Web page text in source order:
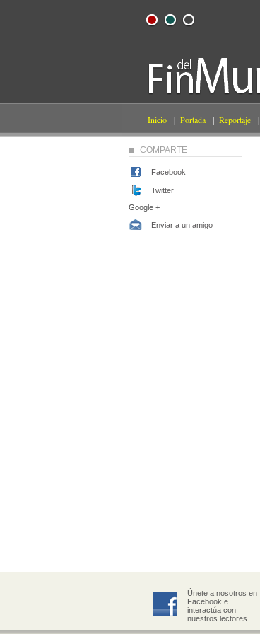
Inicio | Portada | Reportaje |
COMPARTE
Facebook
Twitter
Google +
Enviar a un amigo
Únete a nosotros en
Facebook e
interactúa con
nuestros lectores